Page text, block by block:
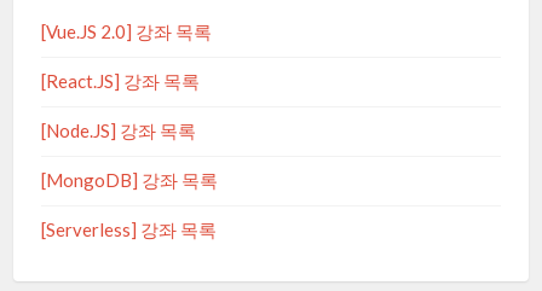
[Vue.JS 2.0] 강좌 목록
[React.JS] 강좌 목록
[Node.JS] 강좌 목록
[MongoDB] 강좌 목록
[Serverless] 강좌 목록